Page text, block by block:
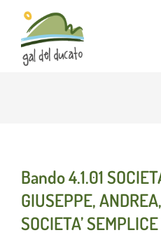
contenuto
Bando 4.1.01
GIUSEPPE,
SOCIETA’ SEMPLICE